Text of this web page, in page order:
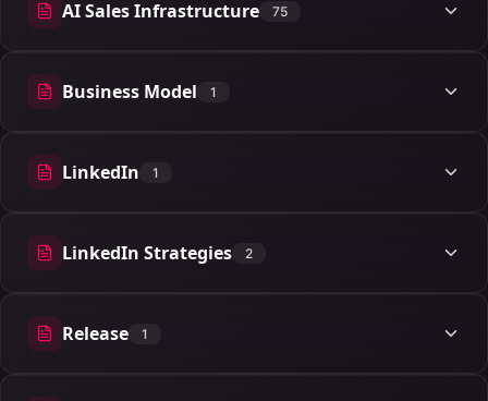
AI Sales Infrastructure 75
75 artículos
Business Model 1
1 artículos
LinkedIn 1
1 artículos
LinkedIn Strategies 2
2 artículos
Release 1
1 artículos